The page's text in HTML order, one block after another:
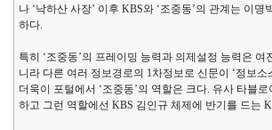
나 ‘낙하산 사장’ 이후 KBS와 ‘조중동’의 관계는 이
하다.
특히 ‘조중동’의 프레이밍 능력과 의제설정 능력은
니라 다른 여러 정보경로의 1차정보로 신문이 ‘정보
더욱이 포털에서 ‘조중동’의 역할은 크다. 유사 타블
하고 그런 역할에선 KBS 김인규 체제에 반기를 드는